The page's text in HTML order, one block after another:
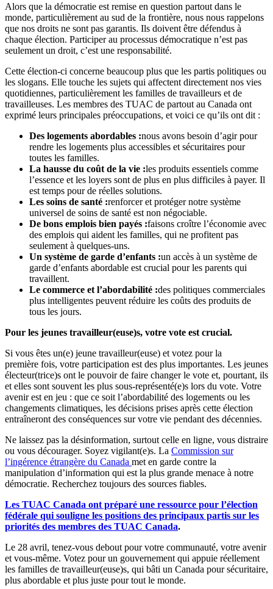
Alors que la démocratie est remise en question partout dans le
monde, particulièrement au sud de la frontière, nous nous rappelons
que nos droits ne sont pas garantis. Ils doivent être défendus à
chaque élection. Participer au processus démocratique n’est pas
seulement un droit, c’est une responsabilité.
Cette élection-ci concerne beaucoup plus que les partis politiques ou
les slogans. Elle touche les sujets qui affectent directement nos vies
quotidiennes, particulièrement les familles de travailleurs et de
travailleuses. Les membres des TUAC de partout au Canada ont
exprimé leurs principales préoccupations, et voici ce qu’ils ont dit :
Des logements abordables :nous avons besoin d’agir pour
rendre les logements plus accessibles et sécuritaires pour
toutes les familles.
La hausse du coût de la vie :les produits essentiels comme
l’essence et les loyers sont de plus en plus difficiles à payer. Il
est temps pour de réelles solutions.
Les soins de santé :renforcer et protéger notre système
universel de soins de santé est non négociable.
De bons emplois bien payés :faisons croître l’économie avec
des emplois qui aident les familles, qui ne profitent pas
seulement à quelques-uns.
Un système de garde d’enfants :un accès à un système de
garde d’enfants abordable est crucial pour les parents qui
travaillent.
Le commerce et l’abordabilité :des politiques commerciales
plus intelligentes peuvent réduire les coûts des produits de
tous les jours.
Pour les jeunes travailleur(euse)s, votre vote est crucial.
Si vous êtes un(e) jeune travailleur(euse) et votez pour la
première fois, votre participation est des plus importantes. Les jeunes
électeur(trice)s ont le pouvoir de faire changer le vote et, pourtant, ils
et elles sont souvent les plus sous-représenté(e)s lors du vote. Votre
avenir est en jeu : que ce soit l’abordabilité des logements ou les
changements climatiques, les décisions prises après cette élection
entraîneront des conséquences sur votre vie pendant des décennies.
Ne laissez pas la désinformation, surtout celle en ligne, vous distraire
ou vous décourager. Soyez vigilant(e)s. La Commission sur
l’ingérence étrangère du Canada met en garde contre la
manipulation d’information qui est la plus grande menace à notre
démocratie. Recherchez toujours des sources fiables.
Les TUAC Canada ont préparé une ressource pour l’élection
fédérale qui souligne les positions des principaux partis sur les
priorités des membres des TUAC Canada.
Le 28 avril, tenez-vous debout pour votre communauté, votre avenir
et vous-même. Votez pour un gouvernement qui appuie réellement
les familles de travailleur(euse)s, qui bâti un Canada pour sécuritaire,
plus abordable et plus juste pour tout le monde.